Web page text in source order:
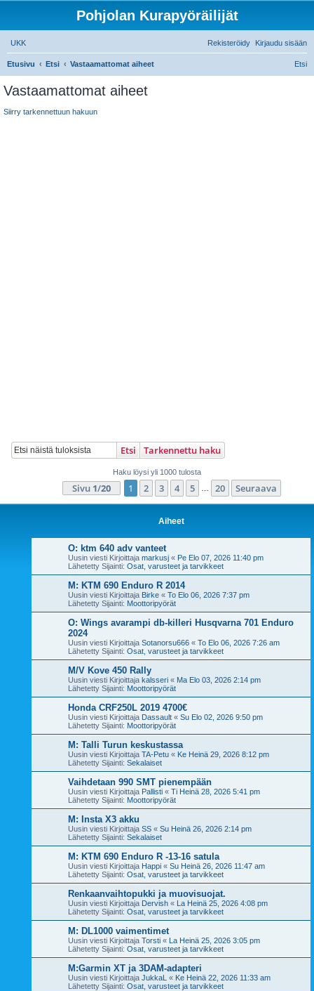
Pohjolan Kurapyöräilijät
UKK Kirjaudu sisään
Rekisteröidy
Etusivu Etsi Vastaamattomat aiheet Etsi
Vastaamattomat aiheet
Siirry tarkennettuun hakuun
Etsi Tarkennettu haku
Haku löysi yli 1000 tulosta
Sivu 1/20 1 2 3 4 5 20 Seuraava
Aiheet
O: ktm 640 adv vanteet
Uusin viesti Kirjoittaja markusj « Pe Elo 07, 2026 11:40 pm
Lähetetty Sijainti: Osat, varusteet ja tarvikkeet
M: KTM 690 Enduro R 2014
Uusin viesti Kirjoittaja Birke « To Elo 06, 2026 7:37 pm
Lähetetty Sijainti: Moottoripyörät
O: Wings avarampi db-killeri Husqvarna 701 Enduro
2024
Uusin viesti Kirjoittaja Sotanorsu666 « To Elo 06, 2026 7:26 am
Lähetetty Sijainti: Osat, varusteet ja tarvikkeet
M/V Kove 450 Rally
Uusin viesti Kirjoittaja kalsseri « Ma Elo 03, 2026 2:14 pm
Lähetetty Sijainti: Moottoripyörät
Honda CRF250L 2019 4700€
Uusin viesti Kirjoittaja Dassault « Su Elo 02, 2026 9:50 pm
Lähetetty Sijainti: Moottoripyörät
M: Talli Turun keskustassa
Uusin viesti Kirjoittaja TA-Petu « Ke Heinä 29, 2026 8:12 pm
Lähetetty Sijainti: Sekalaiset
Vaihdetaan 990 SMT pienempään
Uusin viesti Kirjoittaja Pallisti « Ti Heinä 28, 2026 5:41 pm
Lähetetty Sijainti: Moottoripyörät
M: Insta X3 akku
Uusin viesti Kirjoittaja SS « Su Heinä 26, 2026 2:14 pm
Lähetetty Sijainti: Sekalaiset
M: KTM 690 Enduro R -13-16 satula
Uusin viesti Kirjoittaja Happi « Su Heinä 26, 2026 11:47 am
Lähetetty Sijainti: Osat, varusteet ja tarvikkeet
Renkaanvaihtopukki ja muovisuojat.
Uusin viesti Kirjoittaja Dervish « La Heinä 25, 2026 4:08 pm
Lähetetty Sijainti: Osat, varusteet ja tarvikkeet
M: DL1000 vaimentimet
Uusin viesti Kirjoittaja Torsti « La Heinä 25, 2026 3:05 pm
Lähetetty Sijainti: Osat, varusteet ja tarvikkeet
M:Garmin XT ja 3DAM-adapteri
Uusin viesti Kirjoittaja JukkaL « Ke Heinä 22, 2026 11:33 am
Lähetetty Sijainti: Osat, varusteet ja tarvikkeet